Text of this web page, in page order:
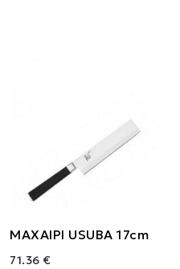
ΜΑΧΑΙΡΙ USUBA 17cm
71.36 €